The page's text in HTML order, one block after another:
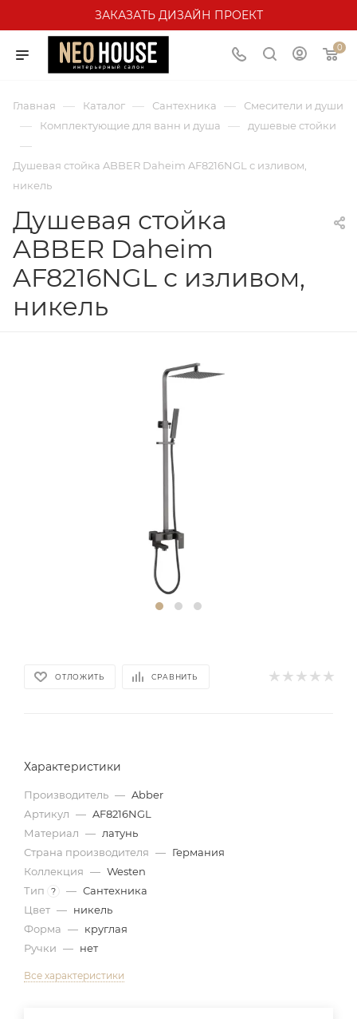
ЗАКАЗАТЬ ДИЗАЙН ПРОЕКТ
0
Главная — Каталог — Сантехника — Смесители и души
— Комплектующие для ванн и душа — душевые стойки
—
Душевая стойка ABBER Daheim AF8216NGL с изливом,
никель
Душевая стойка
ABBER Daheim
AF8216NGL с изливом,
никель
ОТЛОЖИТЬ СРАВНИТЬ
Характеристики
Производитель — Abber
Артикул — AF8216NGL
Материал — латунь
Страна производителя — Германия
Коллекция — Westen
Тип
? — Сантехника
Цвет — никель
Форма — круглая
Ручки — нет
Все характеристики